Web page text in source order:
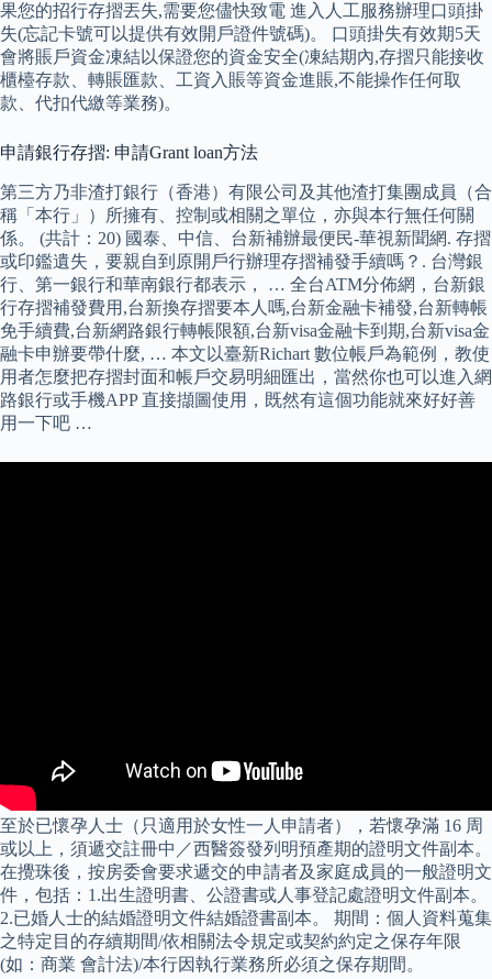
果您的招行存摺丟失,需要您儘快致電 進入人工服務辦理口頭掛
失(忘記卡號可以提供有效開戶證件號碼)。 口頭掛失有效期5天
會將賬戶資金凍結以保證您的資金安全(凍結期內,存摺只能接收
櫃檯存款、轉賬匯款、工資入賬等資金進賬,不能操作任何取
款、代扣代繳等業務)。
申請銀行存摺: 申請Grant loan方法
第三方乃非渣打銀行（香港）有限公司及其他渣打集團成員（合
稱「本行」）所擁有、控制或相關之單位，亦與本行無任何關
係。 (共計：20) 國泰、中信、台新補辦最便民-華視新聞網. 存摺
或印鑑遺失，要親自到原開戶行辦理存摺補發手續嗎？. 台灣銀
行、第一銀行和華南銀行都表示， … 全台ATM分佈網，台新銀
行存摺補發費用,台新換存摺要本人嗎,台新金融卡補發,台新轉帳
免手續費,台新網路銀行轉帳限額,台新visa金融卡到期,台新visa金
融卡申辦要帶什麼, … 本文以臺新Richart 數位帳戶為範例，教使
用者怎麼把存摺封面和帳戶交易明細匯出，當然你也可以進入網
路銀行或手機APP 直接擷圖使用，既然有這個功能就來好好善
用一下吧 …
至於已懷孕人士（只適用於女性一人申請者），若懷孕滿 16 周
或以上，須遞交註冊中／西醫簽發列明預產期的證明文件副本。
在攪珠後，按房委會要求遞交的申請者及家庭成員的一般證明文
件，包括：1.出生證明書、公證書或人事登記處證明文件副本。
2.已婚人士的結婚證明文件結婚證書副本。 期間：個人資料蒐集
之特定目的存續期間/依相關法令規定或契約約定之保存年限
(如：商業 會計法)/本行因執行業務所必須之保存期間。